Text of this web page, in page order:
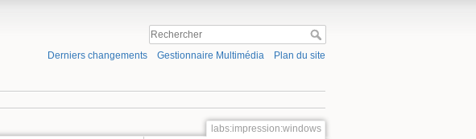
Derniers changements Gestionnaire Multimédia Plan du site
labs:impression:windows